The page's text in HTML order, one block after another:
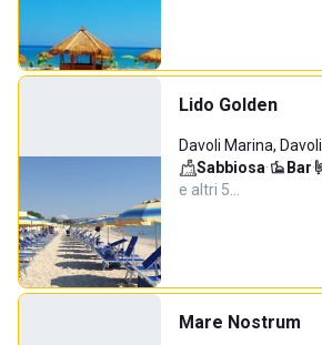
Lido Golden
Davoli Marina, Davoli
Sabbiosa· Bar·
e altri 5…
Mare Nostrum